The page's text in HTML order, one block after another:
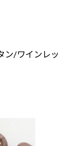
ン/ワインレッ